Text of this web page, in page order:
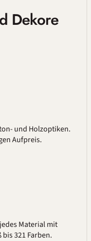
Dekore
und Holzoptiken.
Aufpreis.
Material mit
321 Farben.